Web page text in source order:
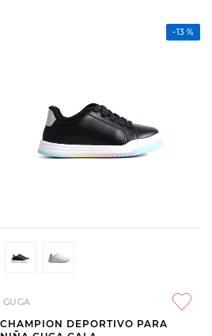
-13 %
GUGA
CHAMPION DEPORTIVO PARA